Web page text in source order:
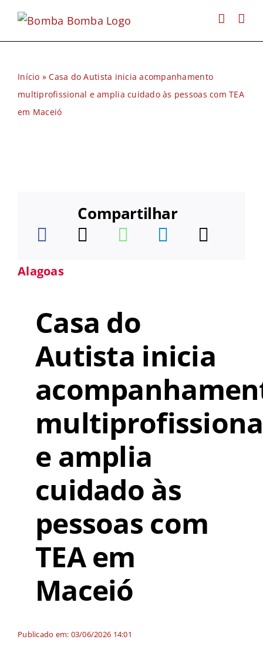
para
o
Início »Casa do Autista inicia acompanhamento
multiprofissional e amplia cuidado às pessoas com TEA
em Maceió
Compartilhar
Alagoas
Casa do
Autista inicia
e amplia
cuidado às
pessoas com
TEA em
Maceió
Publicado em: 03/06/2026 14:01